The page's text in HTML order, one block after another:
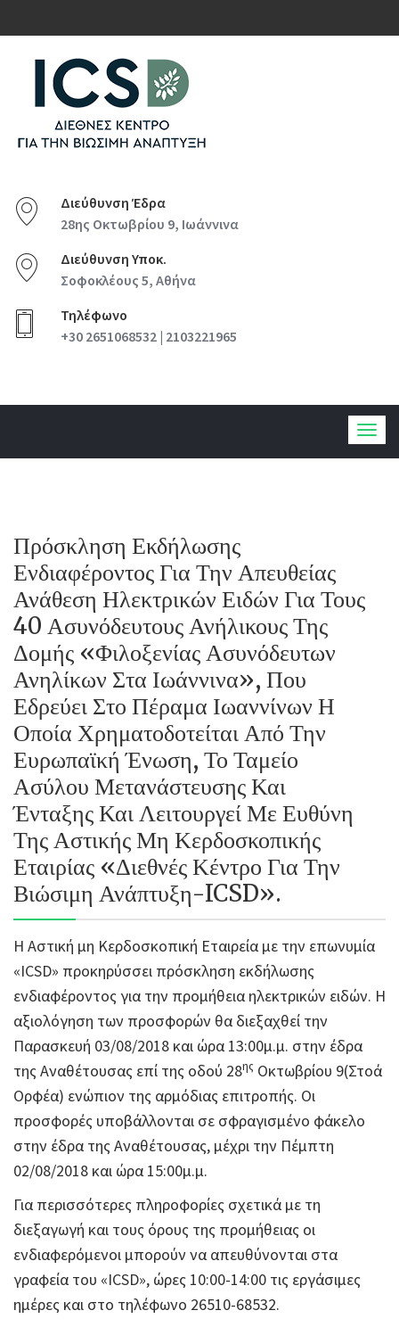
Διεύθυνση Έδρα
28ης Οκτωβρίου 9, Ιωάννινα
Διεύθυνση Υποκ.
Σοφοκλέους 5, Αθήνα
Τηλέφωνο
+30 2651068532 | 2103221965
Πρόσκληση Εκδήλωσης
Ενδιαφέροντος Για Την Απευθείας
Ανάθεση Ηλεκτρικών Ειδών Για Τους
40 Ασυνόδευτους Ανήλικους Της
Δομής «Φιλοξενίας Ασυνόδευτων
Ανηλίκων Στα Ιωάννινα», Που
Εδρεύει Στο Πέραμα Ιωαννίνων Η
Οποία Χρηματοδοτείται Από Την
Ευρωπαϊκή Ένωση, Το Ταμείο
Ασύλου Μετανάστευσης Και
Ένταξης Και Λειτουργεί Με Ευθύνη
Της Αστικής Μη Κερδοσκοπικής
Εταιρίας «Διεθνές Κέντρο Για Την
Βιώσιμη Ανάπτυξη-ICSD».
Η Αστική μη Κερδοσκοπική Εταιρεία με την επωνυμία
«ICSD» προκηρύσσει πρόσκληση εκδήλωσης
ενδιαφέροντος για την προμήθεια ηλεκτρικών ειδών. Η
αξιολόγηση των προσφορών θα διεξαχθεί την
Παρασκευή 03/08/2018 και ώρα 13:00μ.μ. στην έδρα
της Αναθέτουσας επί της οδού 28ης Οκτωβρίου 9(Στοά
Ορφέα) ενώπιον της αρμόδιας επιτροπής. Οι
προσφορές υποβάλλονται σε σφραγισμένο φάκελο
στην έδρα της Αναθέτουσας, μέχρι την Πέμπτη
02/08/2018 και ώρα 15:00μ.μ.
Για περισσότερες πληροφορίες σχετικά με τη
διεξαγωγή και τους όρους της προμήθειας οι
ενδιαφερόμενοι μπορούν να απευθύνονται στα
γραφεία του «ICSD», ώρες 10:00-14:00 τις εργάσιμες
ημέρες και στο τηλέφωνο 26510-68532.